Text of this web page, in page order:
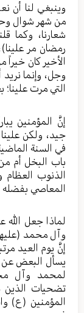
وينبغي لنا أن
من شهر شوال
شعارنا، وكما
رمضان مر
الأخير كان
وجل، وإنما
التي مرت علينا؛
إنَّ المؤمنين
جيد، ولكن
في السنة
باب البخل أم
الذنوب
المعاصي بفضله
لماذا جعل
وآل محمد
إنَّ يوم العيد
يسأل البعض عن
لمحمد وآل
تضحيات الذين
المؤمنين (ع)